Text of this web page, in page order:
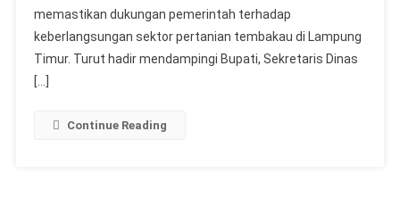
memastikan dukungan pemerintah terhadap
keberlangsungan sektor pertanian tembakau di Lampung
Timur. Turut hadir mendampingi Bupati, Sekretaris Dinas
[…]
Continue Reading